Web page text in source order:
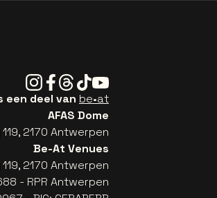
Instagram
Facebook
Threads
TiktokYoutube
een deel van be•at
AFAS Dome
2170 Antwerpen
Be-At Venues
2170 Antwerpen
- RPR Antwerpen